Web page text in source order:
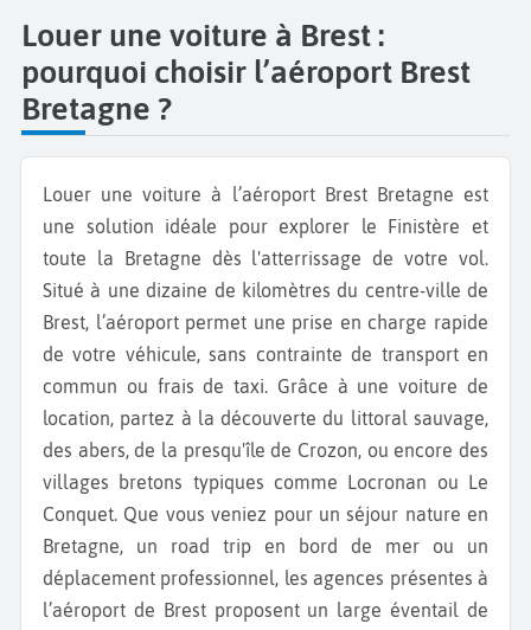
Louer une voiture à Brest :
pourquoi choisir l’aéroport Brest
Bretagne ?
Louer une voiture à l’aéroport Brest Bretagne est
une solution idéale pour explorer le Finistère et
toute la Bretagne dès l'atterrissage de votre vol.
Situé à une dizaine de kilomètres du centre-ville de
Brest, l’aéroport permet une prise en charge rapide
de votre véhicule, sans contrainte de transport en
commun ou frais de taxi. Grâce à une voiture de
location, partez à la découverte du littoral sauvage,
des abers, de la presqu'île de Crozon, ou encore des
villages bretons typiques comme Locronan ou Le
Conquet. Que vous veniez pour un séjour nature en
Bretagne, un road trip en bord de mer ou un
déplacement professionnel, les agences présentes à
l’aéroport de Brest proposent un large éventail de